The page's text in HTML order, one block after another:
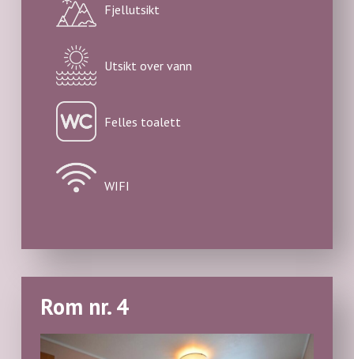
Fjellutsikt
Utsikt over vann
Felles toalett
WIFI
Rom nr. 4